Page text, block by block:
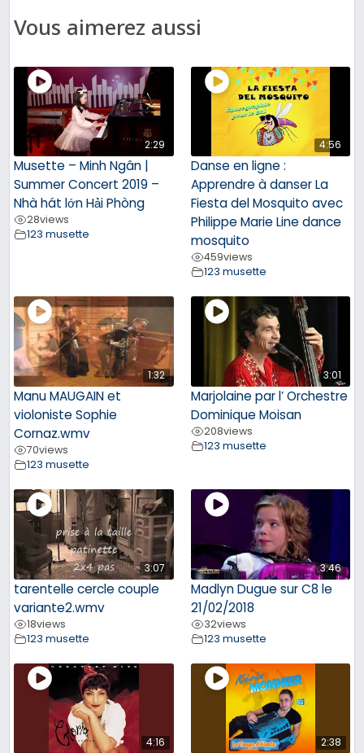
Vous aimerez aussi
2:29
Musette – Minh Ngân |
Summer Concert 2019 –
Nhà hát lớn Hải Phòng
28views
123 musette
4:56
Danse en ligne :
Apprendre à danser La
Fiesta del Mosquito avec
Philippe Marie Line dance
mosquito
459views
123 musette
1:32
Manu MAUGAIN et
violoniste Sophie
Cornaz.wmv
70views
123 musette
3:01
Marjolaine par l’ Orchestre
Dominique Moisan
208views
123 musette
3:07
tarentelle cercle couple
variante2.wmv
18views
123 musette
3:46
Madlyn Dugue sur C8 le
21/02/2018
32views
123 musette
4:16 2:38